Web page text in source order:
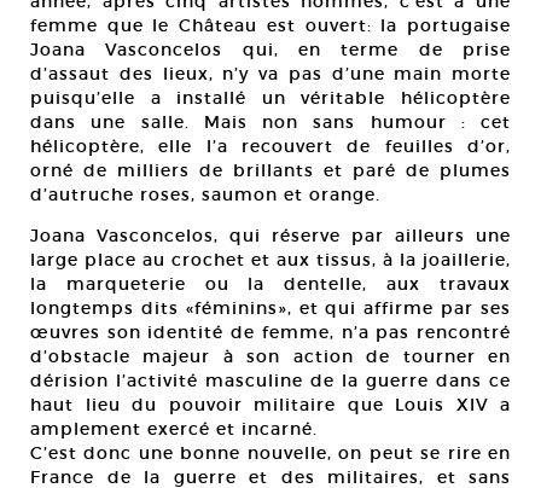
femme que le Château est ouvert: la portugaise
Joana Vasconcelos qui, en terme de prise
d’assaut des lieux, n’y va pas d’une main morte
puisqu’elle a installé un véritable hélicoptère
dans une salle. Mais non sans humour : cet
hélicoptère, elle l’a recouvert de feuilles d’or,
orné de milliers de brillants et paré de plumes
d’autruche roses, saumon et orange.
Joana Vasconcelos, qui réserve par ailleurs une
large place au crochet et aux tissus, à la joaillerie,
la marqueterie ou la dentelle, aux travaux
longtemps dits «féminins», et qui affirme par ses
œuvres son identité de femme, n’a pas rencontré
d’obstacle majeur à son action de tourner en
dérision l’activité masculine de la guerre dans ce
haut lieu du pouvoir militaire que Louis XIV a
amplement exercé et incarné.
C’est donc une bonne nouvelle, on peut se rire en
France de la guerre et des militaires, et sans